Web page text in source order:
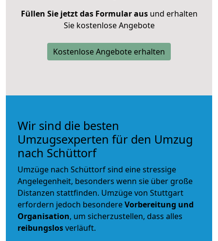
Füllen Sie jetzt das Formular ausund erhalten
Sie kostenlose Angebote
Kostenlose Angebote erhalten
Wir sind die besten
Umzugsexperten für den Umzug
nach Schüttorf
Umzüge nach Schüttorf sind eine stressige
Angelegenheit, besonders wenn sie über große
Distanzen stattfinden. Umzüge von Stuttgart
erfordern jedoch besondereVorbereitung und
Organisation, um sicherzustellen, dass alles
reibungslosverläuft.